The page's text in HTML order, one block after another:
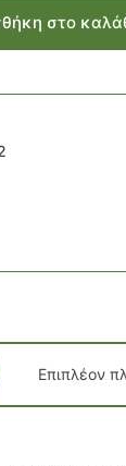
στο
Επιπλέον